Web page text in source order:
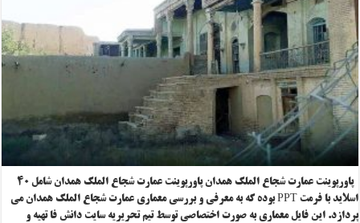
پاورپوینت عمارت شجاع الملک همدان پاورپوینت عمارت شجاع الملک همدان شامل ۴۰
اسلاید با فرمت PPT بوده که به معرفی و بررسی معماری عمارت شجاع الملک همدان می
پردازد. این فایل معماری به صورت اختصاصی توسط تیم تحریریه سایت دانش فا تهیه و